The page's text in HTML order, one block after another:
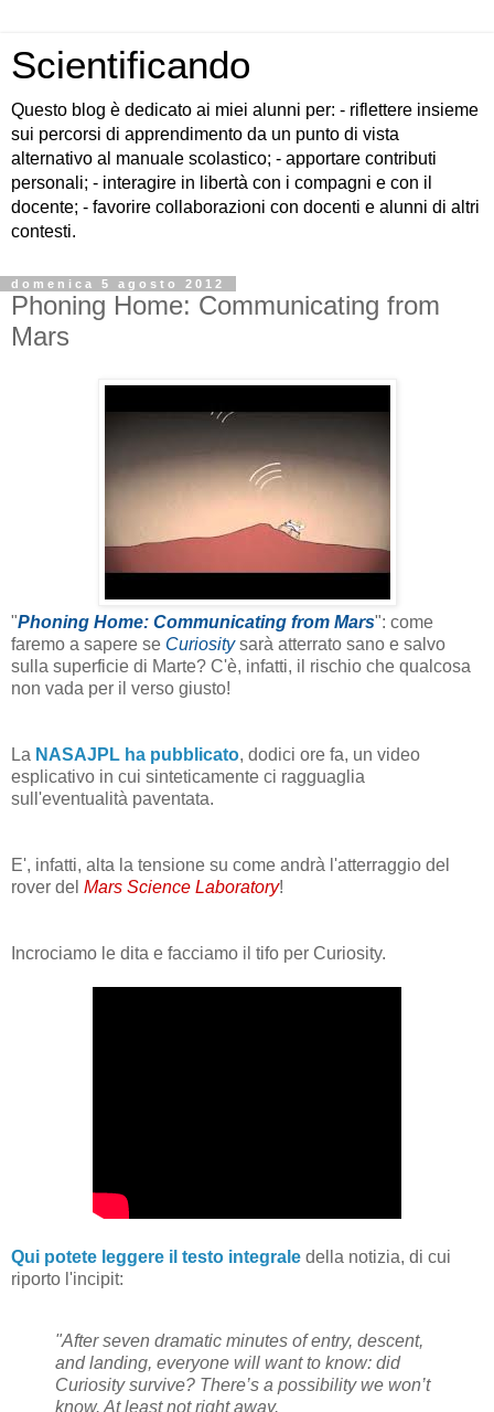
Scientificando
Questo blog è dedicato ai miei alunni per: - riflettere insieme
sui percorsi di apprendimento da un punto di vista
alternativo al manuale scolastico; - apportare contributi
personali; - interagire in libertà con i compagni e con il
docente; - favorire collaborazioni con docenti e alunni di altri
contesti.
domenica 5 agosto 2012
Phoning Home: Communicating from
Mars
"Phoning Home: Communicating from Mars": come
faremo a sapere se Curiositysarà atterrato sano e salvo
sulla superficie di Marte? C'è, infatti, il rischio che qualcosa
non vada per il verso giusto!
La NASAJPL ha pubblicato, dodici ore fa, un video
esplicativo in cui sinteticamente ci ragguaglia
sull'eventualità paventata.
E', infatti, alta la tensione su come andrà l'atterraggio del
rover del Mars Science Laboratory!
Incrociamo le dita e facciamo il tifo per Curiosity.
Qui potete leggere il testo integrale della notizia, di cui
riporto l'incipit:
"After seven dramatic minutes of entry, descent,
and landing, everyone will want to know: did
Curiosity survive? There’s a possibility we won’t
know. At least not right away.